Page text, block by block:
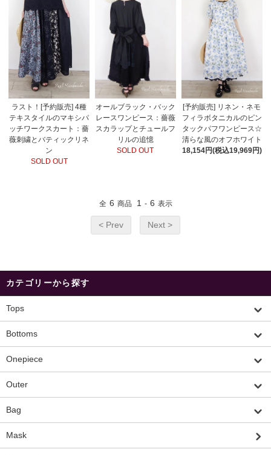
ラスト！[予約販売] 4種
テキスタイルのマキシパ
ッチワークスカート：薔
薇刺繍とバティックリネ
ン
SOLD OUT
オールブラック・バック
レースワンピース：薔薇
スカラップとチュールフ
リルの追憶
SOLD OUT
[予約販売] リネン・ネモ
フィラボタニカルのピン
タックパフワンピース☆
清らな風のオフホワイト
18,154円(税込19,969円)
全 6 商品 1 - 6 表示
< Prev Next >
カテゴリーから探す
Tops
Bottoms
Onepiece
Outer
Bag
Mask